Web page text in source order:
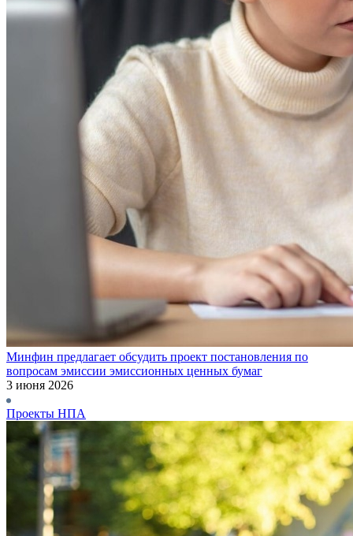
Минфин предлагает обсудить проект постановления по
вопросам эмиссии эмиссионных ценных бумаг
3 июня 2026
Проекты НПА